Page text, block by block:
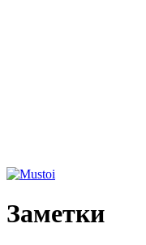
Заметки